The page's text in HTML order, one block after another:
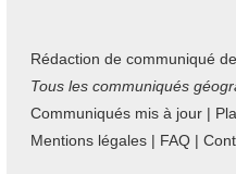
Rédaction de communiqué
Tous les communiqués
Communiqués mis à jour |
Mentions légales | FAQ |